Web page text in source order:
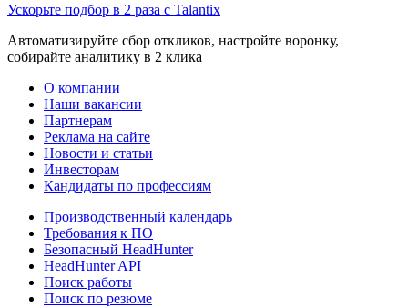
Ускорьте подбор в 2 раза с Talantix
Автоматизируйте сбор откликов, настройте воронку,
собирайте аналитику в 2 клика
О компании
Наши вакансии
Партнерам
Реклама на сайте
Новости и статьи
Инвесторам
Кандидаты по профессиям
Производственный календарь
Требования к ПО
Безопасный HeadHunter
HeadHunter API
Поиск работы
Поиск по резюме